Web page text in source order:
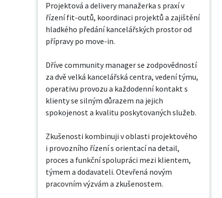
Projektová a delivery manažerka s praxí v
řízení fit-outů, koordinaci projektů a zajištění
hladkého předání kancelářských prostor od
přípravy po move-in.
Dříve community manager se zodpovědností
za dvě velká kancelářská centra, vedení týmu,
operativu provozu a každodenní kontakt s
klienty se silným důrazem na jejich
spokojenost a kvalitu poskytovaných služeb.
Zkušenosti kombinuji v oblasti projektového
i provozního řízení s orientací na detail,
proces a funkční spolupráci mezi klientem,
týmem a dodavateli. Otevřená novým
pracovním výzvám a zkušenostem.